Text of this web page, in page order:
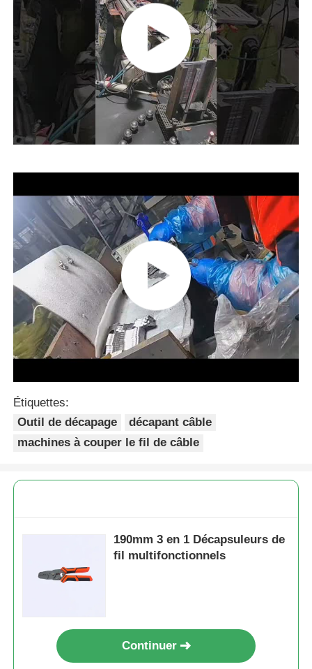
A propos de nous
Visite d'usine
Contrôle de la qualité
Contact
nouvelles
Demande de soumission
Pinces de combinaison
Longues pinces de nez
EXTRÉMITÉ COUPANT DES PINCES
Pièces multifonctionnelles
Ciseaux à combinaison
pinces de rabattement
Étiquettes:
Outil de décapage
décapant câble
machines à couper le fil de câble
190mm 3 en 1 Décapsuleurs de
fil multifonctionnels
Continuer